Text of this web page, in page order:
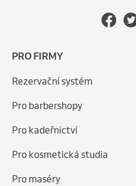
PRO FIRMY
Rezervační systém
Pro barbershopy
Pro kadeřnictví
Pro kosmetická studia
Pro maséry